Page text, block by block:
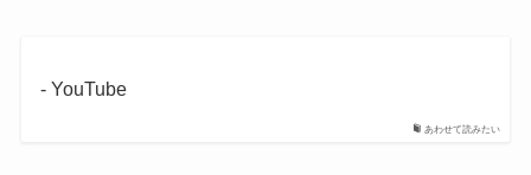
あわせて読みたい
- YouTube